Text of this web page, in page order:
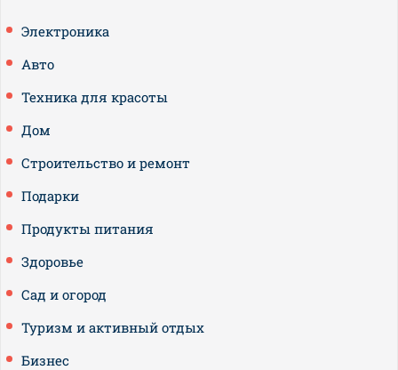
Электроника
Авто
Техника для красоты
Дом
Строительство и ремонт
Подарки
Продукты питания
Здоровье
Сад и огород
Туризм и активный отдых
Бизнес